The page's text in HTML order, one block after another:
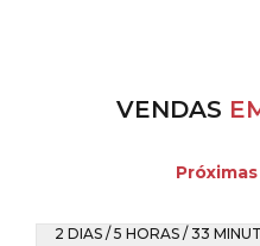
VENDAS
2 DIAS / 5 HORAS / 33